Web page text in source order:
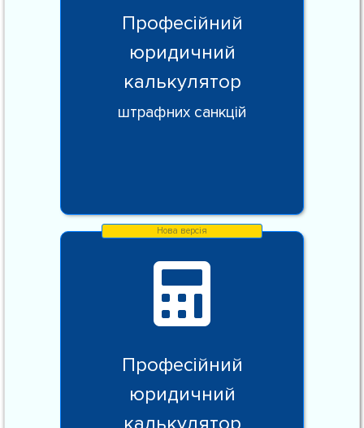
Професійний
юридичний
калькулятор
штрафних санкцій
Професійний
юридичний